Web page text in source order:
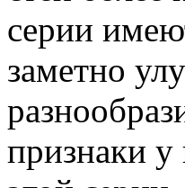
серии
заметно
признаки у